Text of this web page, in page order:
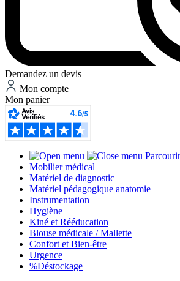
Demandez un devis
Mon compte
Mon panier
Mobilier médical
Matériel de diagnostic
Matériel pédagogique anatomie
Instrumentation
Hygiène
Kiné et Rééducation
Blouse médicale / Mallette
Confort et Bien-être
Urgence
%Déstockage